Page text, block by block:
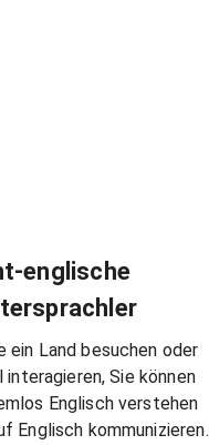
englische
ein Land besuchen oder
interagieren, Sie können
Englisch verstehen
Englisch kommunizieren.